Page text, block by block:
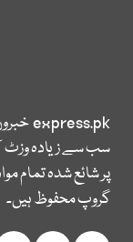
express.pk
سب سے زیادہ وزٹ
پر شائع شدہ تمام
گروپ محفوظ ہیں۔